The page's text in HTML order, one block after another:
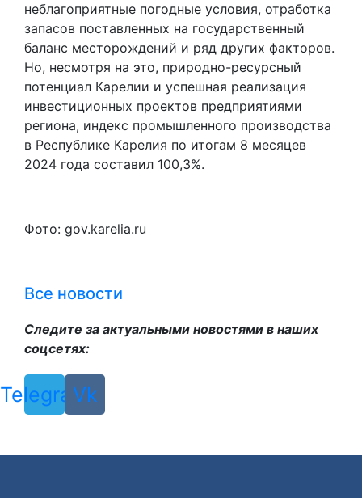
неблагоприятные погодные условия, отработка
запасов поставленных на государственный
баланс месторождений и ряд других факторов.
Но, несмотря на это, природно-ресурсный
потенциал Карелии и успешная реализация
инвестиционных проектов предприятиями
региона, индекс промышленного производства
в Республике Карелия по итогам 8 месяцев
2024 года составил 100,3%.
Фото: gov.karelia.ru
Все новости
Следите за актуальными новостями в наших
соцсетях:
Telegram
Vk